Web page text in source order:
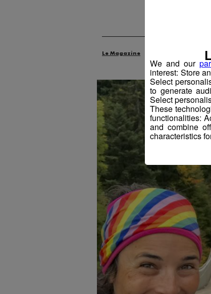
Le Magazine
We and our
interest: Store
Select
to generate
Select
These
functionalities:
and combine
characteristics